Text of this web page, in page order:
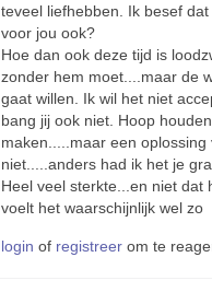
teveel liefhebben. Ik besef
voor jou ook?
Hoe dan ook deze tijd is
zonder hem moet....maar de
gaat willen. Ik wil het niet
bang jij ook niet. Hoop
maken.....maar een
niet.....anders had ik het je
Heel veel sterkte...en niet dat
voelt het waarschijnlijk wel zo
login of registreer om te